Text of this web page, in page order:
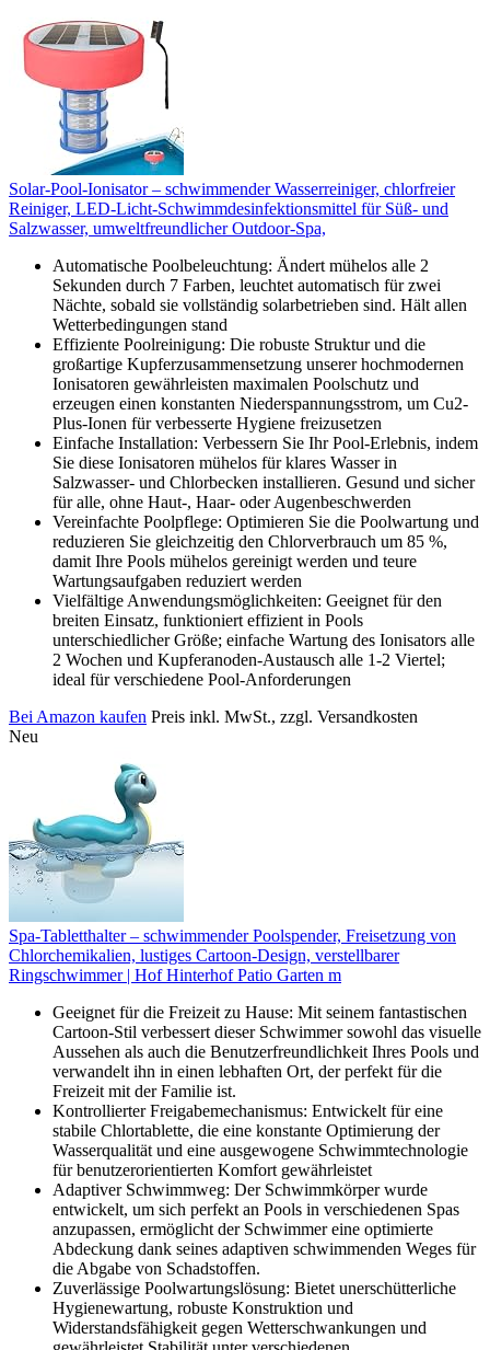
Solar-Pool-Ionisator – schwimmender Wasserreiniger, chlorfreier
Reiniger, LED-Licht-Schwimmdesinfektionsmittel für Süß- und
Salzwasser, umweltfreundlicher Outdoor-Spa,
Automatische Poolbeleuchtung: Ändert mühelos alle 2
Sekunden durch 7 Farben, leuchtet automatisch für zwei
Nächte, sobald sie vollständig solarbetrieben sind. Hält allen
Wetterbedingungen stand
Effiziente Poolreinigung: Die robuste Struktur und die
großartige Kupferzusammensetzung unserer hochmodernen
Ionisatoren gewährleisten maximalen Poolschutz und
erzeugen einen konstanten Niederspannungsstrom, um Cu2-
Plus-Ionen für verbesserte Hygiene freizusetzen
Einfache Installation: Verbessern Sie Ihr Pool-Erlebnis, indem
Sie diese Ionisatoren mühelos für klares Wasser in
Salzwasser- und Chlorbecken installieren. Gesund und sicher
für alle, ohne Haut-, Haar- oder Augenbeschwerden
Vereinfachte Poolpflege: Optimieren Sie die Poolwartung und
reduzieren Sie gleichzeitig den Chlorverbrauch um 85 %,
damit Ihre Pools mühelos gereinigt werden und teure
Wartungsaufgaben reduziert werden
Vielfältige Anwendungsmöglichkeiten: Geeignet für den
breiten Einsatz, funktioniert effizient in Pools
unterschiedlicher Größe; einfache Wartung des Ionisators alle
2 Wochen und Kupferanoden-Austausch alle 1-2 Viertel;
ideal für verschiedene Pool-Anforderungen
Bei Amazon kaufen Preis inkl. MwSt., zzgl. Versandkosten
Neu
Spa-Tabletthalter – schwimmender Poolspender, Freisetzung von
Chlorchemikalien, lustiges Cartoon-Design, verstellbarer
Ringschwimmer | Hof Hinterhof Patio Garten m
Geeignet für die Freizeit zu Hause: Mit seinem fantastischen
Cartoon-Stil verbessert dieser Schwimmer sowohl das visuelle
Aussehen als auch die Benutzerfreundlichkeit Ihres Pools und
verwandelt ihn in einen lebhaften Ort, der perfekt für die
Freizeit mit der Familie ist.
Kontrollierter Freigabemechanismus: Entwickelt für eine
stabile Chlortablette, die eine konstante Optimierung der
Wasserqualität und eine ausgewogene Schwimmtechnologie
für benutzerorientierten Komfort gewährleistet
Adaptiver Schwimmweg: Der Schwimmkörper wurde
entwickelt, um sich perfekt an Pools in verschiedenen Spas
anzupassen, ermöglicht der Schwimmer eine optimierte
Abdeckung dank seines adaptiven schwimmenden Weges für
die Abgabe von Schadstoffen.
Zuverlässige Poolwartungslösung: Bietet unerschütterliche
Hygienewartung, robuste Konstruktion und
Widerstandsfähigkeit gegen Wetterschwankungen und